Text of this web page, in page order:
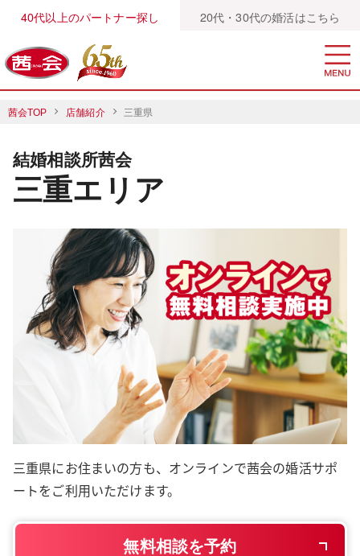
40代以上のパートナー探し 20代・30代の婚活はこちら
茜会TOP 店舗紹介 三重県
結婚相談所茜会
三重エリア
三重県にお住まいの方も、オンラインで茜会の婚活サポ
ートをご利用いただけます。
無料相談を予約